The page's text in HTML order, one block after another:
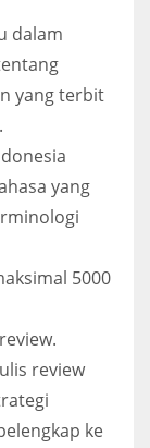
dalam
yang terbit
yang
5000
review
ke